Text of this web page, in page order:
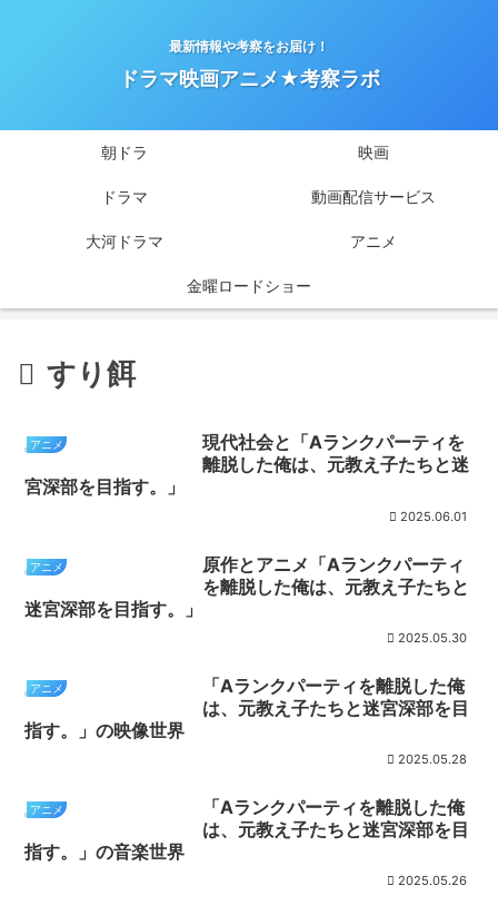
最新情報や考察をお届け！
ドラマ映画アニメ★考察ラボ
朝ドラ 映画
ドラマ 動画配信サービス
大河ドラマ アニメ
金曜ロードショー
すり餌
アニメ
現代社会と「Aランクパーティを
離脱した俺は、元教え子たちと迷
宮深部を目指す。」
2025.06.01
アニメ
原作とアニメ「Aランクパーティ
を離脱した俺は、元教え子たちと
迷宮深部を目指す。」
2025.05.30
アニメ
「Aランクパーティを離脱した俺
は、元教え子たちと迷宮深部を目
指す。」の映像世界
2025.05.28
アニメ
「Aランクパーティを離脱した俺
は、元教え子たちと迷宮深部を目
指す。」の音楽世界
2025.05.26